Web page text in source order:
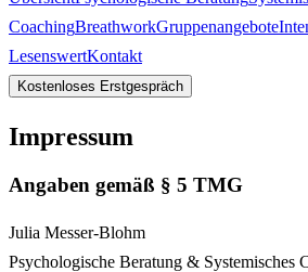
CoachingBreathworkGruppenangebote
LesenswertKontakt
Kostenloses Erstgespräch
Impressum
Angaben gemäß § 5 TMG
Julia Messer-Blohm
Psychologische Beratung & Systemisches